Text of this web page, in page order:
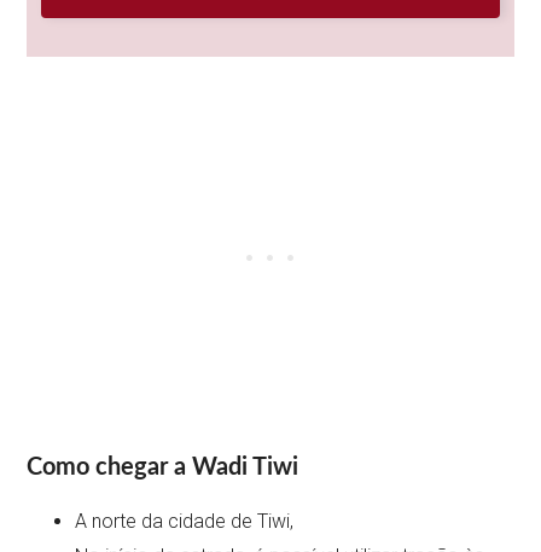
Como chegar a Wadi Tiwi
A norte da cidade de Tiwi,